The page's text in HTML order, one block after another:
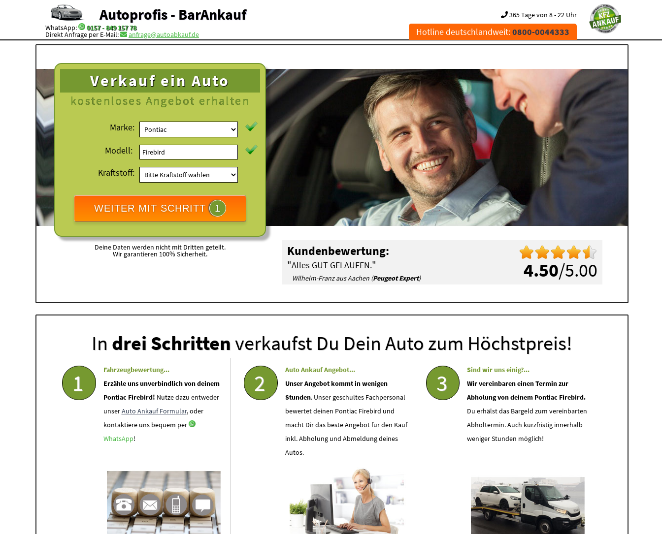
Autoprofis - BarAnkauf
WhatsApp: 0157 - 849 157 78
Direkt Anfrage per E-Mail: anfrage@autoabkauf.de
365 Tage von 8 - 22 Uhr
Hotline deutschlandweit:0800-0044333
Verkauf ein Auto
kostenloses Angebot erhalten
Marke:
Modell:
Kraftstoff:
WEITER MIT SCHRITT 1
Deine Daten werden nicht mit Dritten geteilt.
Wir garantieren 100% Sicherheit.
4.50/5.00
Kundenbewertung:
"Alles GUT GELAUFEN."
Wilhelm-Franz aus Aachen (Peugeot Expert)
In drei Schrittenverkaufst Du Dein Auto zum Höchstpreis!
1
Fahrzeugbewertung...
Erzähle uns unverbindlich von deinem
Pontiac Firebird! Nutze dazu entweder
unserAuto Ankauf Formular, oder
kontaktiere uns bequem per
WhatsApp!
2
Auto Ankauf Angebot...
Unser Angebot kommt in wenigen
Stunden. Unser geschultes Fachpersonal
bewertet deinen Pontiac Firebird und
macht Dir das beste Angebot für den Kauf
inkl. Abholung und Abmeldung deines
Autos.
3
Sind wir uns einig?...
Wir vereinbaren einen Termin zur
Abholung von deinem Pontiac Firebird.
Du erhälst das Bargeld zum vereinbarten
Abholtermin. Auch kurzfristig innerhalb
weniger Stunden möglich!